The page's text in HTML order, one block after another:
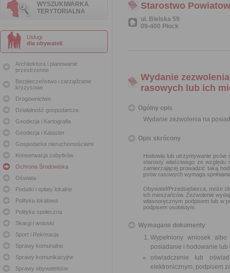
WYSZUKIWARKA
TERYTORIALNA
Usługi
dla obywateli
Architektura i planowanie
przestrzenne
Bezpieczeństwo i zarządzanie
kryzysowe
Drogownictwo
Działalność gospodarcza
Geodezja i Kartografia
Geodezja i Kataster
Gospodarka nieruchomościami
Konserwacja zabytków
Ochrona Środowiska
Oświata
Podatki i opłaty lokalne
Polityka lokalowa
Polityka społeczna
Skargi i wnioski
Sport i Rekreacja
Sprawy komunalne
Sprawy komunikacyjne
Sprawy obywatelskie
Starostwo
ul. Bielska 59
09-400 Płock
Wydanie
rasowych lub ich
Ogólny opis
Wydanie zezwolenia na
Opis skrócony
Hodowla lub utrzymywanie
starosty właściwego ze
zamierzającej prowadzić taką
psów rasowych wymaga
Obywatel/Przedsiębiorca, może
ich mieszańców. Zezwolenie
własnoręcznym podpisem lub w
podpisem osobistym.
Wymagane dokumenty
Wypełniony wniosek
posiadanie i hodowanie lub
oświadczenie lub
elektronicznym, podpisem